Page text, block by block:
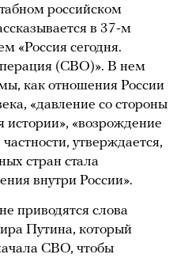
российском
в 37-м
«Россия сегодня.
(СВО)». В нем
как отношения России
«давление со стороны
«возрождение
утверждается,
стран стала
внутри России».
приводятся слова
Путина, который
СВО, чтобы